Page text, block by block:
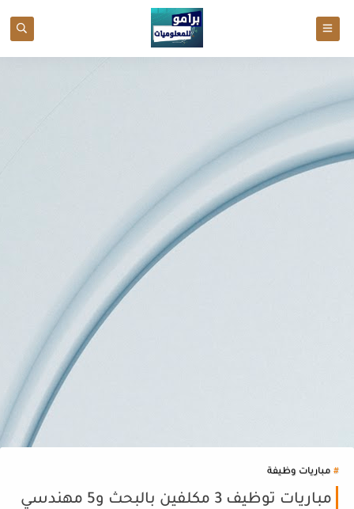
مباريات وظيفة
مباريات توظيف 3 مكلفين بالبحث و5 مهندسي